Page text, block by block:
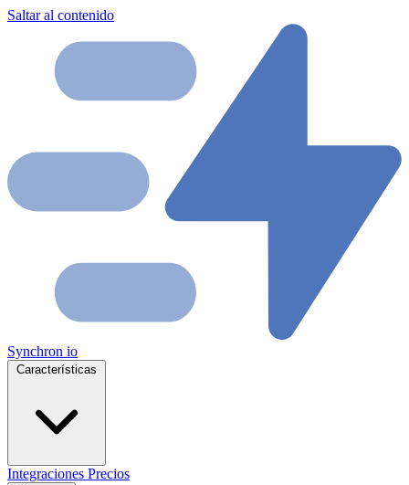
Saltar al contenido
Synchron io
Integraciones Precios